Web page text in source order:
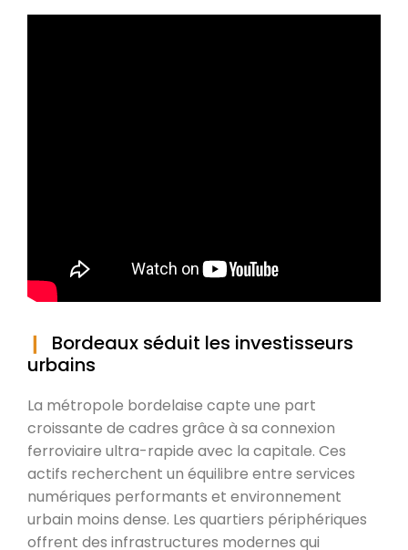
Bordeaux séduit les investisseurs
urbains
La métropole bordelaise capte une part
croissante de cadres grâce à sa connexion
ferroviaire ultra-rapide avec la capitale. Ces
actifs recherchent un équilibre entre services
numériques performants et environnement
urbain moins dense. Les quartiers périphériques
offrent des infrastructures modernes qui